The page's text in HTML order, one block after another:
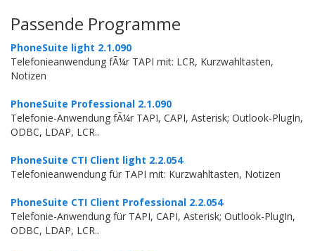
Passende Programme
PhoneSuite light 2.1.090
Telefonieanwendung fÃ¼r TAPI mit: LCR, Kurzwahltasten,
Notizen
PhoneSuite Professional 2.1.090
Telefonie-Anwendung fÃ¼r TAPI, CAPI, Asterisk; Outlook-PlugIn,
ODBC, LDAP, LCR..
PhoneSuite CTI Client light 2.2.054
Telefonieanwendung für TAPI mit: Kurzwahltasten, Notizen
PhoneSuite CTI Client Professional 2.2.054
Telefonie-Anwendung für TAPI, CAPI, Asterisk; Outlook-PlugIn,
ODBC, LDAP, LCR..